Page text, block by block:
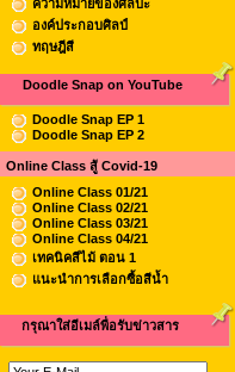
ความหมายของศิลปะ
องค์ประกอบศิลป์
ทฤษฎีสี
Doodle Snap on YouTube
Doodle Snap EP 1
Doodle Snap EP 2
Online Class สู้ Covid-19
Online Class 01/21
Online Class 02/21
Online Class 03/21
Online Class 04/21
เทคนิคสีไม้ ตอน 1
แนะนำการเลือกซื้อสีน้ำ
กรุณาใส่อีเมล์พื่อรับข่าวสาร